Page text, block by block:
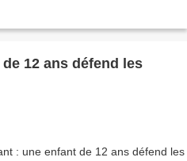
12 ans défend les